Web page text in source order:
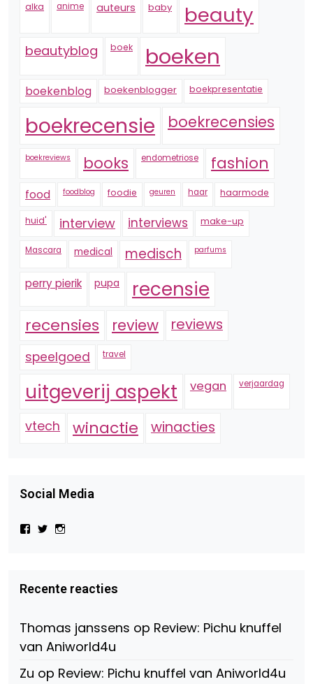
alka anime auteurs baby beauty
beautyblog boek boeken
boekenblog boekenblogger boekpresentatie
boekrecensie boekrecensies
boekreviews books endometriose fashion
food foodblog foodie geuren haar haarmode
huid' interview interviews make-up
Mascara medical medisch parfums
perry pierik pupa recensie
recensies review reviews
speelgoed travel
uitgeverij aspekt vegan verjaardag
vtech winactie winacties
Social Media
Bekijk
Beauty-
147775071915783/?
Facebook
Bekijk
op
Twitter
op
Instagram
Recente reacties
Thomas janssens op Review: Pichu knuffel
van Aniworld4u
Zu op Review: Pichu knuffel van Aniworld4u